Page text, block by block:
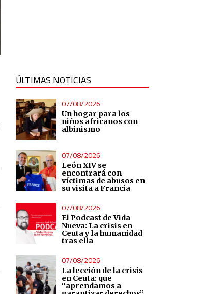
ÚLTIMAS NOTICIAS
07/08/2026
Un hogar para los
niños africanos con
albinismo
07/08/2026
León XIV se
encontrará con
víctimas de abusos en
su visita a Francia
07/08/2026
El Podcast de Vida
Nueva: La crisis en
Ceuta y la humanidad
tras ella
07/08/2026
La lección de la crisis
en Ceuta: que
“aprendamos a